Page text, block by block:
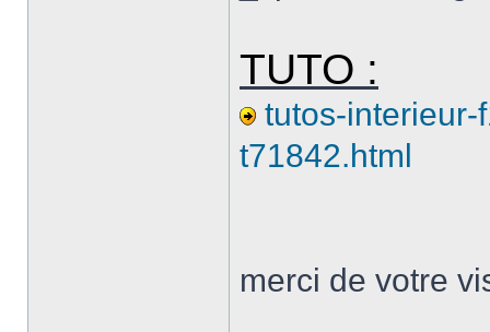
TUTO :
tutos-
t71842.html
merci de votre